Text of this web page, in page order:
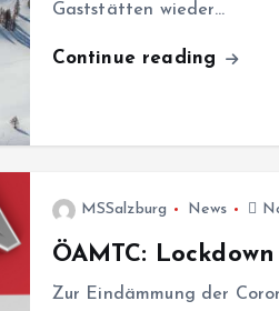
Gaststätten wieder…
Continue reading
MSSalzburg News
ÖAMTC:
Zur Eindämmung der